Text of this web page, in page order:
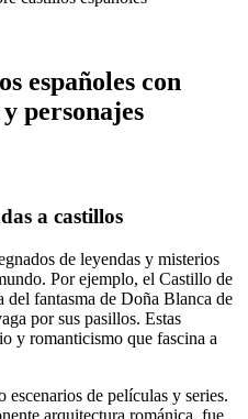
españoles con
personajes
a castillos
de leyendas y misterios
Por ejemplo, el Castillo de
del fantasma de Doña Blanca de
por sus pasillos. Estas
y romanticismo que fascina a
escenarios de películas y series.
arquitectura románica, fue